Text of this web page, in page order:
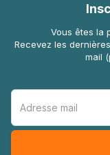
Vous êtes la
Recevez les
mail